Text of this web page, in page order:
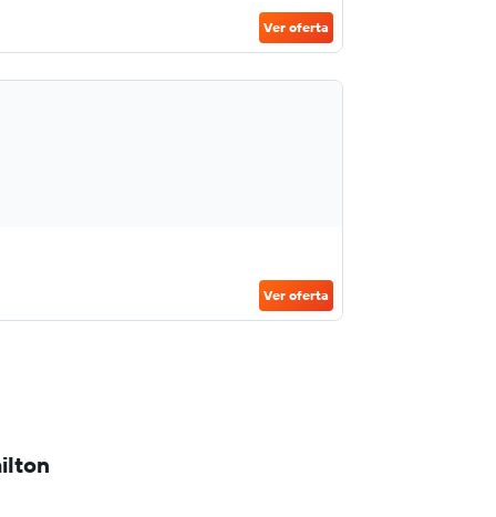
Ver oferta
Ver oferta